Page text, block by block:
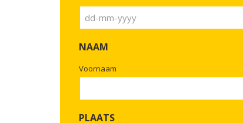
NAAM
Voornaam
PLAATS